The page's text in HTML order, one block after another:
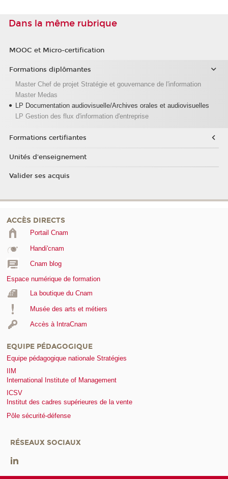
Dans la même rubrique
MOOC et Micro-certification
Formations diplômantes
Master Chef de projet Stratégie et gouvernance de l'information
Master Medas
LP Documentation audiovisuelle/Archives orales et audiovisuelles
LP Gestion des flux d'information d'entreprise
Formations certifiantes
Unités d'enseignement
Valider ses acquis
ACCÈS DIRECTS
Portail Cnam
Handi'cnam
Cnam blog
Espace numérique de formation
La boutique du Cnam
Musée des arts et métiers
Accès à IntraCnam
EQUIPE PÉDAGOGIQUE
Equipe pédagogique nationale Stratégies
IIM
International Institute of Management
ICSV
Institut des cadres supérieures de la vente
Pôle sécurité-défense
RÉSEAUX SOCIAUX